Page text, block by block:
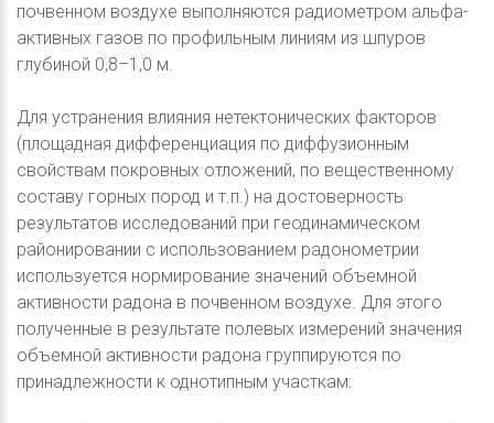
почвенном воздухе выполняются радиометром альфа-
активных газов по профильным линиям из шпуров
глубиной 0,8–1,0 м.
Для устранения влияния нетектонических факторов
(площадная дифференциация по диффузионным
свойствам покровных отложений, по вещественному
составу горных пород и т.п.) на достоверность
результатов исследований при геодинамическом
районировании с использованием радонометрии
используется нормирование значений объемной
активности радона в почвенном воздухе. Для этого
полученные в результате полевых измерений значения
объемной активности радона группируются по
принадлежности к однотипным участкам: